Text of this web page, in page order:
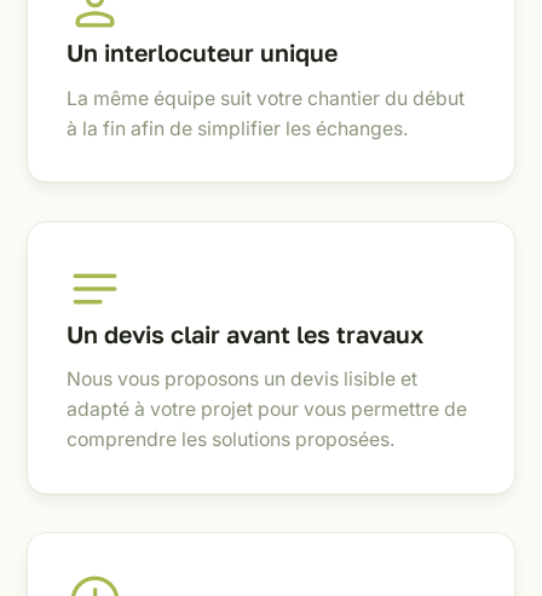
Un interlocuteur unique
La même équipe suit votre chantier du début
à la fin afin de simplifier les échanges.
Un devis clair avant les travaux
Nous vous proposons un devis lisible et
adapté à votre projet pour vous permettre de
comprendre les solutions proposées.